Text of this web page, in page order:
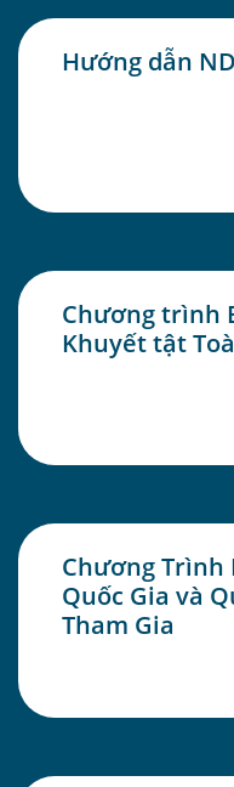
Hướng dẫn
Chương trình
Khuyết tật
Chương Trình
Quốc Gia và
Tham Gia